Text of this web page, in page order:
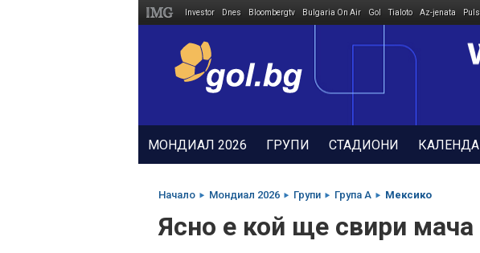
Investor Dnes Bloombergtv Bulgaria On Air Gol Tialoto Az-jenata Puls
МОНДИАЛ 2026 ГРУПИ СТАДИОНИ
Начало Мондиал 2026 Групи Група A Мексико
Ясно е кой ще свири